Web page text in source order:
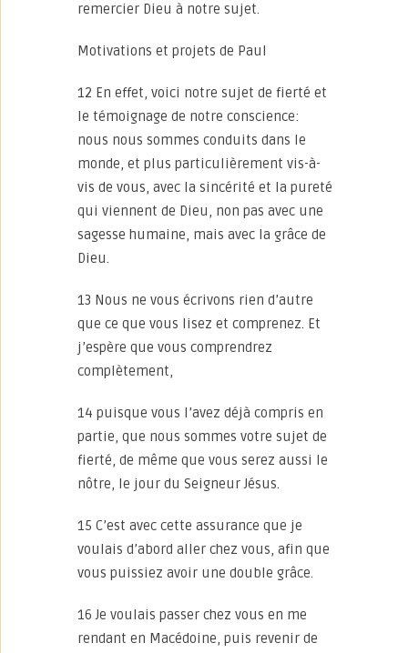
remercier Dieu à notre sujet.
Motivations et projets de Paul
12 En effet, voici notre sujet de fierté et
le témoignage de notre conscience:
nous nous sommes conduits dans le
monde, et plus particulièrement vis-à-
vis de vous, avec la sincérité et la pureté
qui viennent de Dieu, non pas avec une
sagesse humaine, mais avec la grâce de
Dieu.
13 Nous ne vous écrivons rien d’autre
que ce que vous lisez et comprenez. Et
j’espère que vous comprendrez
complètement,
14 puisque vous l’avez déjà compris en
partie, que nous sommes votre sujet de
fierté, de même que vous serez aussi le
nôtre, le jour du Seigneur Jésus.
15 C’est avec cette assurance que je
voulais d’abord aller chez vous, afin que
vous puissiez avoir une double grâce.
16 Je voulais passer chez vous en me
rendant en Macédoine, puis revenir de